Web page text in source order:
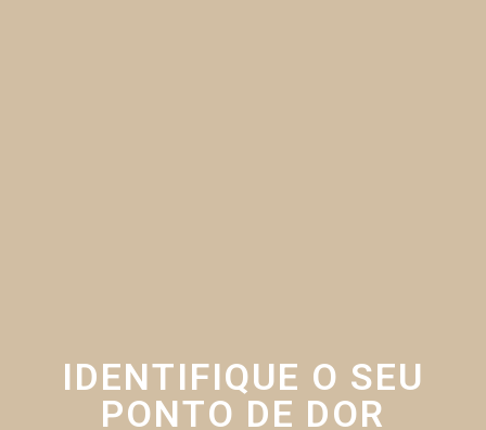
IDENTIFIQUE O SEU
PONTO DE DOR